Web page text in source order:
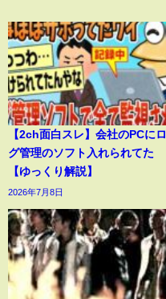
【2ch面白スレ】会社のPCにロ
グ管理のソフト入れられてた
【ゆっくり解説】
2026年7月8日